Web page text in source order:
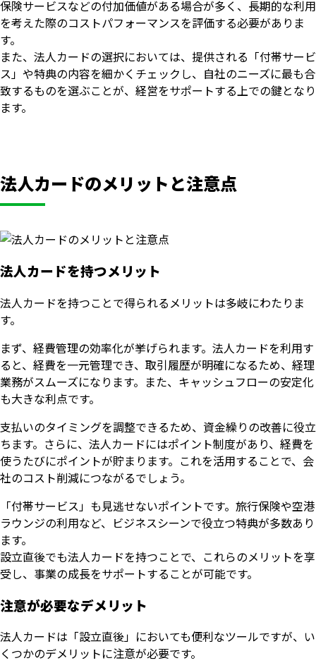
保険サービスなどの付加価値がある場合が多く、長期的な利用
を考えた際のコストパフォーマンスを評価する必要がありま
す。
また、法人カードの選択においては、提供される「付帯サービ
ス」や特典の内容を細かくチェックし、自社のニーズに最も合
致するものを選ぶことが、経営をサポートする上での鍵となり
ます。
法人カードのメリットと注意点
法人カードを持つメリット
法人カードを持つことで得られるメリットは多岐にわたりま
す。
まず、経費管理の効率化が挙げられます。法人カードを利用す
ると、経費を一元管理でき、取引履歴が明確になるため、経理
業務がスムーズになります。また、キャッシュフローの安定化
も大きな利点です。
支払いのタイミングを調整できるため、資金繰りの改善に役立
ちます。さらに、法人カードにはポイント制度があり、経費を
使うたびにポイントが貯まります。これを活用することで、会
社のコスト削減につながるでしょう。
「付帯サービス」も見逃せないポイントです。旅行保険や空港
ラウンジの利用など、ビジネスシーンで役立つ特典が多数あり
ます。
設立直後でも法人カードを持つことで、これらのメリットを享
受し、事業の成長をサポートすることが可能です。
注意が必要なデメリット
法人カードは「設立直後」においても便利なツールですが、い
くつかのデメリットに注意が必要です。